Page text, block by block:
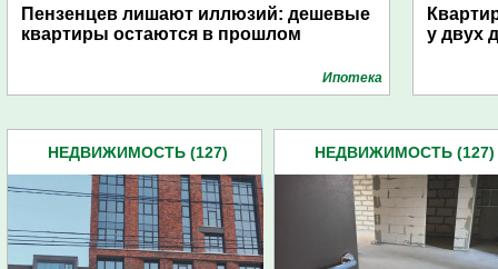
Пензенцев лишают иллюзий: дешевые
квартиры остаются в прошлом
Ипотека
у двух
НЕДВИЖИМОСТЬ (127) НЕДВИЖИМОСТЬ (127)